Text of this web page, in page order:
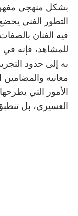
بشكل منهجي
التطور الفني
فيه الفنان
للمشاهد، فإنه
به إلى حدود
معانيه
الأمور التي
العسيري، بل